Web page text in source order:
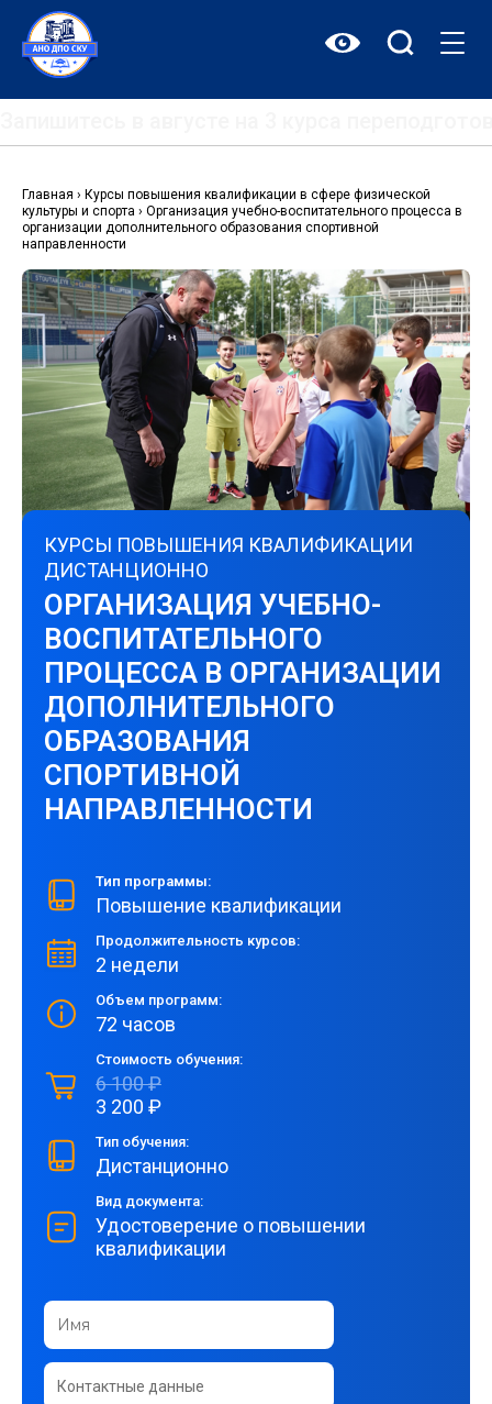
Перейти
содержимому
Главная › Курсы повышения квалификации в сфере физической
культуры и спорта › Организация учебно-воспитательного процесса в
организации дополнительного образования спортивной
направленности
КУРСЫ ПОВЫШЕНИЯ КВАЛИФИКАЦИИ
ДИСТАНЦИОННО
ОРГАНИЗАЦИЯ УЧЕБНО-
ВОСПИТАТЕЛЬНОГО
ПРОЦЕССА В ОРГАНИЗАЦИИ
ДОПОЛНИТЕЛЬНОГО
ОБРАЗОВАНИЯ
СПОРТИВНОЙ
НАПРАВЛЕННОСТИ
Тип программы:
Повышение квалификации
Продолжительность курсов:
2 недели
Объем программ:
72 часов
Стоимость обучения:
6 100 ₽
3 200 ₽
Тип обучения:
Дистанционно
Вид документа:
Удостоверение о повышении
квалификации